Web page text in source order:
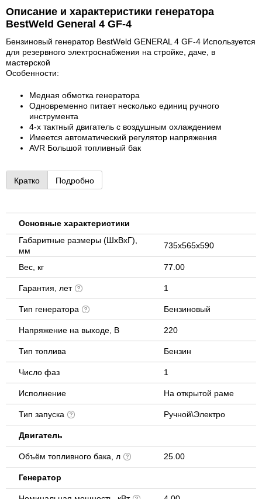
Описание и характеристики генератора
BestWeld General 4 GF-4
Бензиновый генератор BestWeld GENERAL 4 GF-4 Используется
для резервного электроснабжения на стройке, даче, в
мастерской
Особенности:
Медная обмотка генератора
Одновременно питает несколько единиц ручного
инструмента
4-х тактный двигатель с воздушным охлаждением
Имеется автоматический регулятор напряжения
AVR Большой топливный бак
Кратко Подробно
Основные характеристики
Габаритные размеры (ШхВхГ),
мм
735х565х590
Вес, кг 77.00
Гарантия, лет 1
Тип генератора Бензиновый
Напряжение на выходе, В 220
Тип топлива Бензин
Число фаз 1
Исполнение На открытой раме
Тип запуска Ручной\Электро
Двигатель
Объём топливного бака, л 25.00
Генератор